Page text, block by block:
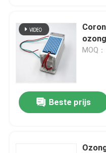
MOQ
Beste prijs